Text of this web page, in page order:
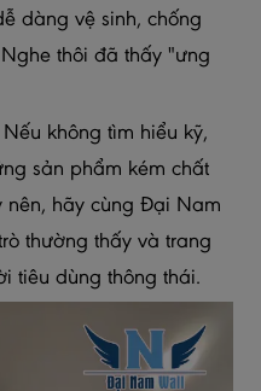
dàng vệ sinh, chống
thôi đã thấy "ưng
không tìm hiểu kỹ,
sản phẩm kém chất
nên, hãy cùng Đại Nam
thường thấy và trang
tiêu dùng thông thái.